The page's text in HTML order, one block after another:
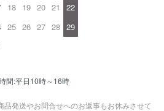
18 19 20 21
22
25 26 27 28 29
間:平日10時～16時
発送やお問合せへのお返事もお休みさせて